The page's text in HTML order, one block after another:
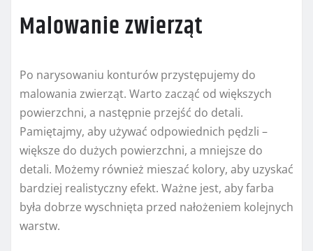
Malowanie zwierząt
Po narysowaniu konturów przystępujemy do
malowania zwierząt. Warto zacząć od większych
powierzchni, a następnie przejść do detali.
Pamiętajmy, aby używać odpowiednich pędzli –
większe do dużych powierzchni, a mniejsze do
detali. Możemy również mieszać kolory, aby uzyskać
bardziej realistyczny efekt. Ważne jest, aby farba
była dobrze wyschnięta przed nałożeniem kolejnych
warstw.